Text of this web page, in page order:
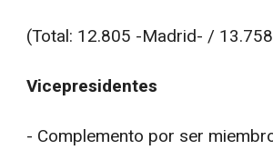
(Total: 12.805 -Madrid- /
Vicepresidentes
- Complemento por ser